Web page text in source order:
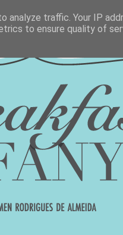
traffic. Your IP
to ensure quality of